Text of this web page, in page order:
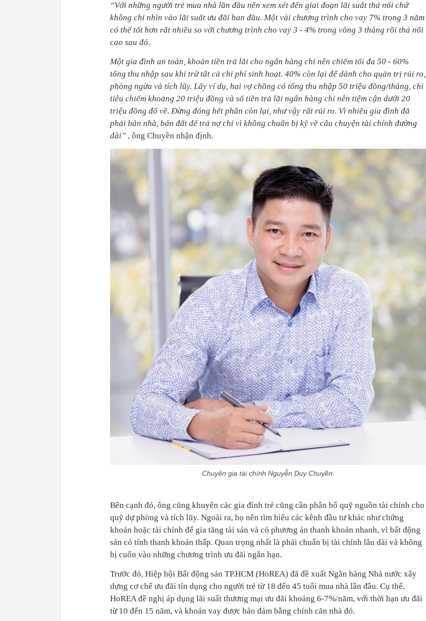
“Với những người trẻ mua nhà lần đầu nên xem xét đến giai đoạn lãi suất thả nổi chứ
không chỉ nhìn vào lãi suất ưu đãi ban đầu. Một vài chương trình cho vay 7% trong 3 năm
có thể tốt hơn rất nhiều so với chương trình cho vay 3 - 4% trong vòng 3 tháng rồi thả nổi
cao sau đó.
Một gia đình an toàn, khoản tiền trả lãi cho ngân hàng chỉ nên chiếm tối đa 50 - 60%
tổng thu nhập sau khi trừ tất cả chi phí sinh hoạt. 40% còn lại để dành cho quản trị rủi ro,
phòng ngừa và tích lũy. Lấy ví dụ, hai vợ chồng có tổng thu nhập 50 triệu đồng/tháng, chi
tiêu chiếm khoảng 20 triệu đồng và số tiền trả lãi ngân hàng chỉ nên tiệm cận dưới 20
triệu đồng đổ về. Đừng đóng hết phần còn lại, như vậy rất rủi ro. Vì nhiều gia đình đã
phải bán nhà, bán đất để trả nợ chỉ vì không chuẩn bị kỹ về câu chuyện tài chính đường
dài” , ông Chuyền nhận định.
Chuyên gia tài chính Nguyễn Duy Chuyền.
Bên cạnh đó, ông cũng khuyên các gia đình trẻ cũng cần phân bố quỹ nguồn tài chính cho
quỹ dự phòng và tích lũy. Ngoài ra, họ nên tìm hiểu các kênh đầu tư khác như chứng
khoán hoặc tài chính để gia tăng tài sản và có phương án thanh khoản nhanh, vì bất động
sản có tính thanh khoản thấp. Quan trọng nhất là phải chuẩn bị tài chính lâu dài và không
bị cuốn vào những chương trình ưu đãi ngắn hạn.
Trước đó, Hiệp hội Bất động sản TP.HCM (HoREA) đã đề xuất Ngân hàng Nhà nước xây
dựng cơ chế ưu đãi tín dụng cho người trẻ từ 18 đến 45 tuổi mua nhà lần đầu. Cụ thể,
HoREA đề nghị áp dụng lãi suất thương mại ưu đãi khoảng 6-7%/năm, với thời hạn ưu đãi
từ 10 đến 15 năm, và khoản vay được bảo đảm bằng chính căn nhà đó.